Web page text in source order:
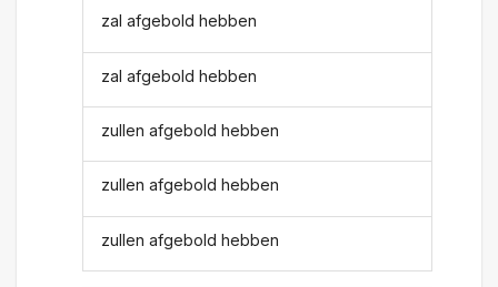
zal afgebold hebben
zal afgebold hebben
zullen afgebold hebben
zullen afgebold hebben
zullen afgebold hebben